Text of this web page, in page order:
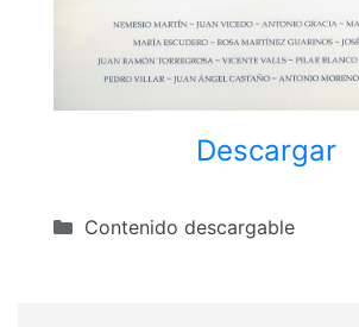
Descargar
Categorías
Contenido descargable